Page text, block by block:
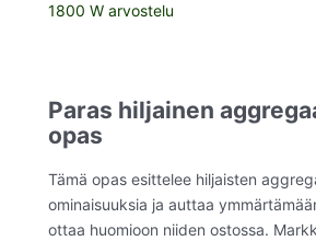
1800 W arvostelu
Paras hiljainen
opas
Tämä opas esittelee hiljaisten
ominaisuuksia ja auttaa
ottaa huomioon niiden ostossa.